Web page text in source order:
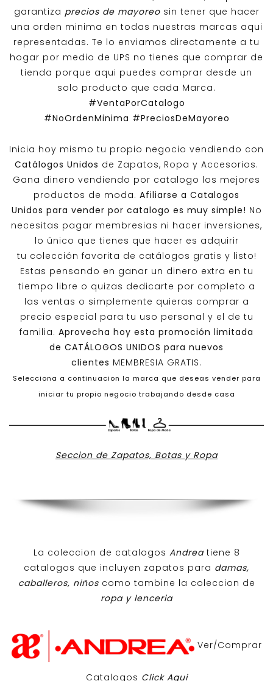
garantiza precios de mayoreosin tener que hacer
una orden minima en todas nuestras marcas aqui
representadas. Te lo enviamos directamente a tu
hogar por medio de UPS no tienes que comprar de
tienda porque aqui puedes comprar desde un
solo producto que cada Marca.
#VentaPorCatalogo
#NoOrdenMinima #PreciosDeMayoreo
Inicia hoy mismo tu propio negocio vendiendo con
Catálogos Unidos de Zapatos, Ropa y Accesorios.
Gana dinero vendiendo por catalogo los mejores
productos de moda. Afiliarse a Catalogos
Unidos para vender por catalogo es muy simple! No
necesitas pagar membresias ni hacer inversiones,
lo único que tienes que hacer es adquirir
tu colección favorita de catálogos gratis y listo!
Estas pensando en ganar un dinero extra en tu
tiempo libre o quizas dedicarte por completo a
las ventas o simplemente quieras comprar a
precio especial para tu uso personal y el de tu
familia. Aprovecha hoy esta promoción limitada
de CATÁLOGOS UNIDOS para nuevos
clientes MEMBRESIA GRATIS.
Selecciona a continuacion la marca que deseas vender para
iniciar tu propio negocio trabajando desde casa
Seccion de Zapatos, Botas y Ropa
La coleccion de catalogos Andreatiene 8
catalogos que incluyen zapatos para damas,
caballeros, niños como tambine la coleccion de
ropa y lenceria
Ver/Comprar
Catalogos Click Aqui